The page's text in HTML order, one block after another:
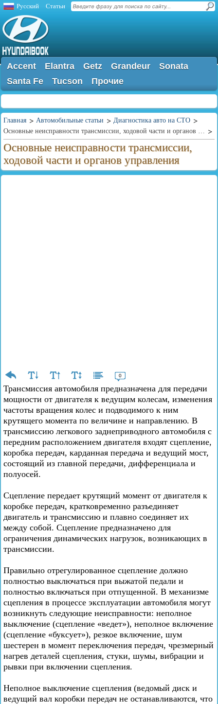
Русский Статьи
Accent Elantra Getz Grandeur
Sonata
Santa Fe
Tucson Прочие
Главная Автомобильные статьи
Диагностика авто на СТО
Основные неисправности трансмиссии, ходовой части и органов управления
Основные неисправности трансмиссии,
ходовой части и органов управления
0
Трансмиссия автомобиля предназначена для передачи
мощности от двигателя к ведущим колесам, изменения
частоты вращения колес и подводимого к ним
крутящего момента по величине и направлению. В
трансмиссию легкового заднеприводного автомобиля с
передним расположением двигателя входят сцепление,
коробка передач, карданная передача и ведущий мост,
состоящий из главной передачи, дифференциала и
полуосей.
Сцепление передает крутящий момент от двигателя к
коробке передач, кратковременно разъединяет
двигатель и трансмиссию и плавно соединяет их
между собой. Сцепление предназначено для
ограничения динамических нагрузок, возникающих в
трансмиссии.
Правильно отрегулированное сцепление должно
полностью выключаться при выжатой педали и
полностью включаться при отпущенной. В механизме
сцепления в процессе эксплуатации автомобиля могут
возникнуть следующие неисправности: неполное
выключение (сцепление «ведет»), неполное включение
(сцепление «буксует»), резкое включение, шум
шестерен в момент переключения передач, чрезмерный
нагрев деталей сцепления, стуки, шумы, вибрации и
рывки при включении сцепления.
Неполное выключение сцепления (ведомый диск и
ведущий вал коробки передач не останавливаются, что